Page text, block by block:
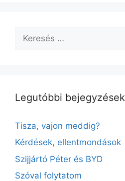
Keresés:
Legutóbbi bejegyzések
Tisza, vajon meddig?
Kérdések, ellentmondások
Szijjártó Péter és BYD
Szóval folytatom